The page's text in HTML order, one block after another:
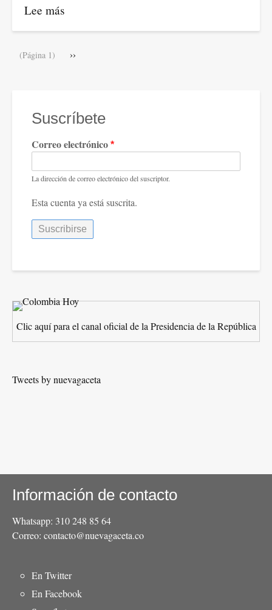
Lee más
Las
en
(Página 1)
Siguiente
››
Suscríbete
Correo electrónico
La dirección de correo electrónico del suscriptor.
Esta cuenta ya está suscrita.
Clic aquí para el canal oficial de la Presidencia de la República
Tweets by nuevagaceta
Información de contacto
Whatsapp: 310 248 85 64
Correo: contacto@nuevagaceta.co
Menú
del
En Twitter
En Facebook